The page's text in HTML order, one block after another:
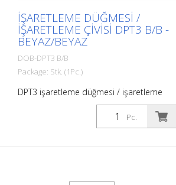
İŞARETLEME DÜĞMESI /
IŞARETLEME ÇIVISI DPT3 B/B -
BEYAZ/BEYAZ
DOB-DPT3 B/B
Package: Stk. (1Pc.)
DPT3 işaretleme düğmesi / işaretleme
çivisi Beyaz/beyaz reflektörlü beyaz taban
gövdesi - DPT3 işaretleme düğmesi yatay
yol işaretlemesi için kullanılır - Özellikle
Pc.